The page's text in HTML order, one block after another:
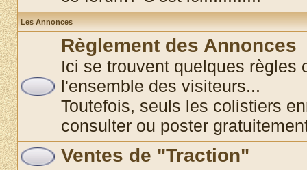
Les Annonces
Règlement des Annonces
Ici se trouvent quelques règles
l'ensemble des visiteurs...
Toutefois, seuls les colistiers
consulter ou poster
Ventes de "Traction"